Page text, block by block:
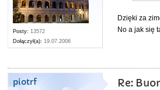
Posty: 13572
Dołączył(a): 19.07.2006
Dzięki za
No a jak się
piotrf Re: